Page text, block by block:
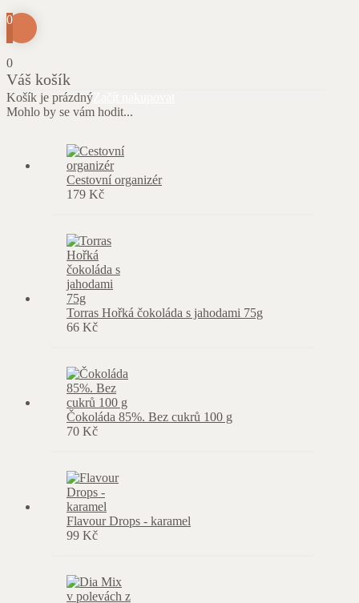
0
0
Váš košík
Košík je prázdný
Mohlo by se vám hodit...
Cestovní organizér
179 Kč
Torras Hořká čokoláda s jahodami 75g
66 Kč
Čokoláda 85%. Bez cukrů 100 g
70 Kč
Flavour Drops - karamel
99 Kč